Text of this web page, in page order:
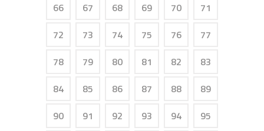
66
67 68 69 70
71
72
73 74 75 76
77
78
79 80 81 82
83
84
85 86 87 88
89
90
91 92 93 94
95